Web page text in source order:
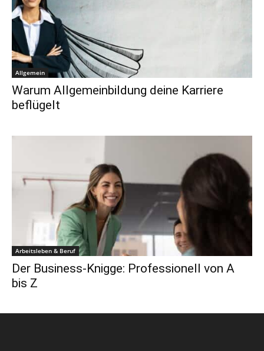
Allgemein
Warum Allgemeinbildung deine Karriere
beflügelt
Arbeitsleben & Beruf
Der Business-Knigge: Professionell von A
bis Z